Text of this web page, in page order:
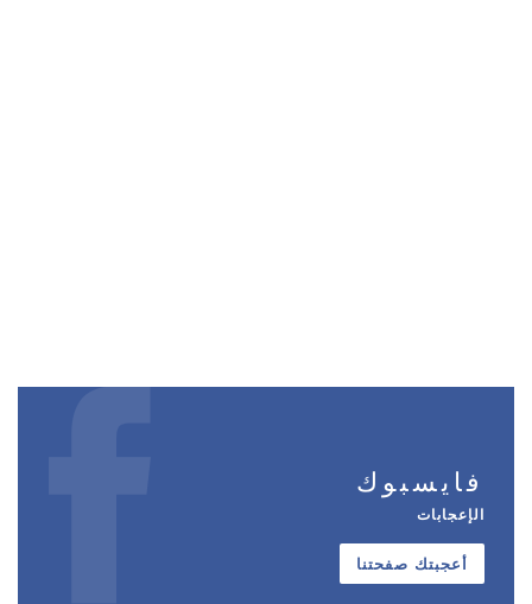
فايسبوك
الإعجابات
أعجبتك صفحتنا